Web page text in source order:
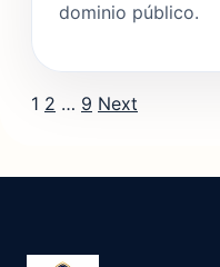
dominio público.
Posts
1 2 … 9 Next